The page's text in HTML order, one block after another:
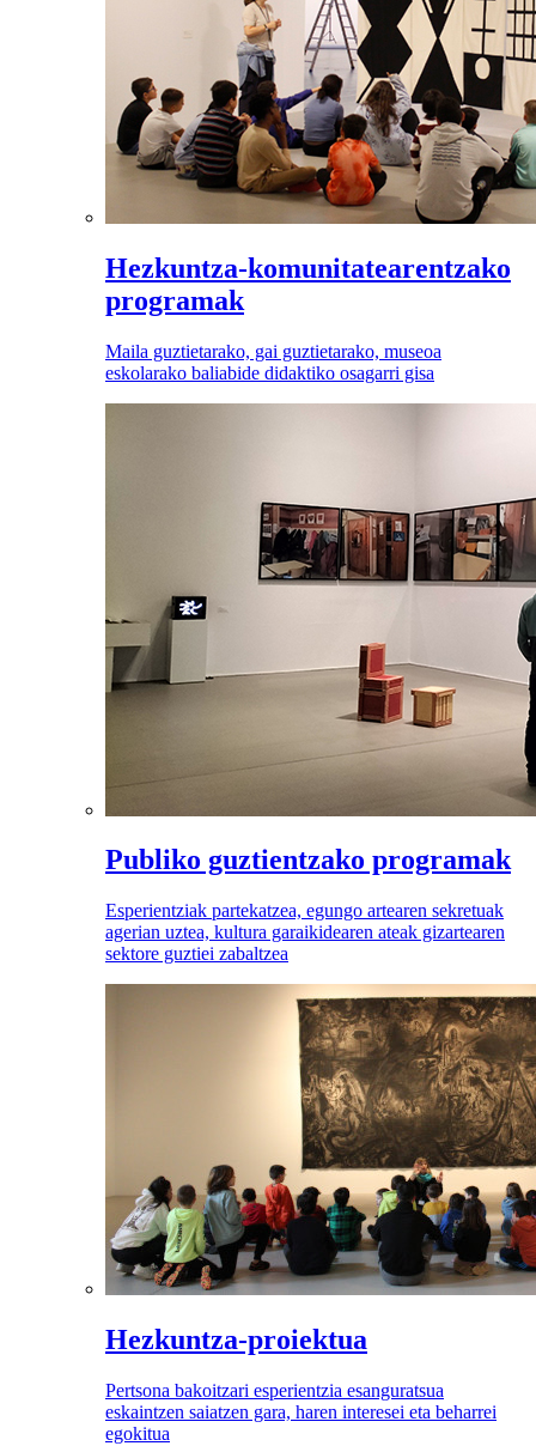
Hezkuntza-komunitatearentzako
programak
Maila guztietarako, gai guztietarako, museoa
eskolarako baliabide didaktiko osagarri gisa
Publiko guztientzako programak
Esperientziak partekatzea, egungo artearen sekretuak
agerian uztea, kultura garaikidearen ateak gizartearen
sektore guztiei zabaltzea
Hezkuntza-proiektua
Pertsona bakoitzari esperientzia esanguratsua
eskaintzen saiatzen gara, haren interesei eta beharrei
egokitua